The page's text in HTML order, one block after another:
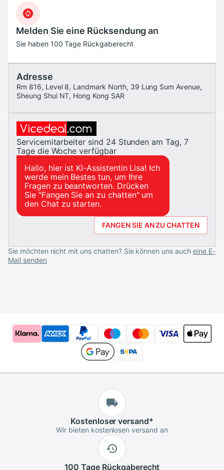
Melden Sie eine Rücksendung an
Sie haben 100 Tage Rückgaberecht
Adresse
Rm 816, Level 8, Landmark North, 39 Lung Sum Avenue,
Sheung Shui NT, Hong Kong SAR
Servicemitarbeiter sind 24 Stunden am Tag, 7
Tage die Woche verfügbar
Hallo, hier ist KI-Assistentin Lisa! Ich
werde mein Bestes tun, um Ihre
Fragen zu beantworten. Drücken
Sie "Fangen Sie an zu chatten" um
den Chat zu starten.
FANGEN SIE AN ZU CHATTEN
Sie möchten nicht mit uns chatten? Sie können uns auch eine E-
Mail senden
Kostenloser versand*
Wir bieten kostenlosen versand an
100 Tage Rückgaberecht